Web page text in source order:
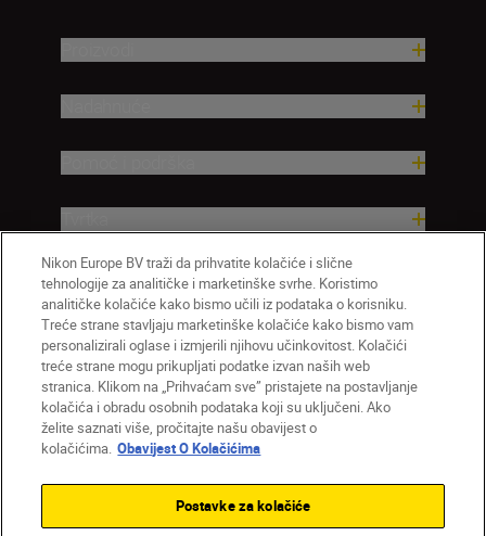
HR Nikon Sites
Obratite nam se
Obavijest o zaštiti privatnosti
Uvjeti upotrebe
Obavijest o kolačićima
Postavke kolačića
Nikon Europe BV traži da prihvatite kolačiće i slične
tehnologije za analitičke i marketinške svrhe. Koristimo
analitičke kolačiće kako bismo učili iz podataka o korisniku.
Treće strane stavljaju marketinške kolačiće kako bismo vam
personalizirali oglase i izmjerili njihovu učinkovitost. Kolačići
treće strane mogu prikupljati podatke izvan naših web
stranica. Klikom na „Prihvaćam sve” pristajete na postavljanje
kolačića i obradu osobnih podataka koji su uključeni. Ako
želite saznati više, pročitajte našu obavijest o
kolačićima. Obavijest O Kolačićima
Postavke za kolačiće